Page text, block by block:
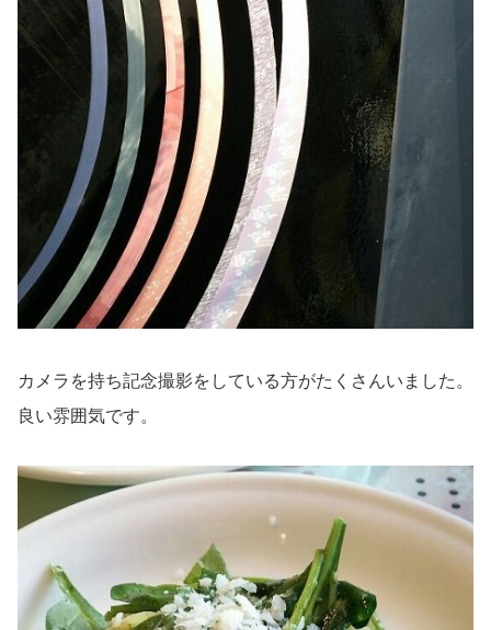
カメラを持ち記念撮影をしている方がたくさんいました。
良い雰囲気です。